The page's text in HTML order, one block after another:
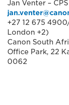
Jan Venter –
+27 12 675
London +2)
Canon South
Office Park, 22
0062